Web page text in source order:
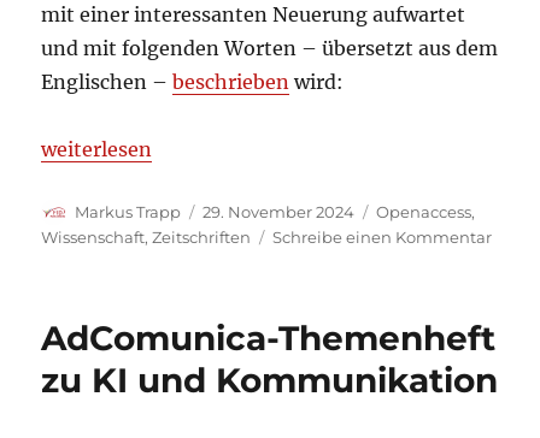
mit einer interessanten Neuerung aufwartet
und mit folgenden Worten – übersetzt aus dem
Englischen –beschrieben wird:
„2. Ausgabe von JLAR mit neuer Rubrik:
weiterlesen
Autor
Markus Trapp
Veröffentlicht
am
29. November 2024 Kategorien
Openaccess,
Wissenschaft,Zeitschriften Schreibe einen Kommentarzu
JLAR
AdComunica-Themenheft
zu KI und Kommunikation